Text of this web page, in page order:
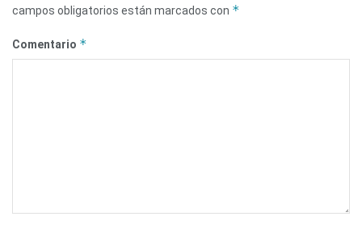
campos obligatorios están marcados con *
Comentario *